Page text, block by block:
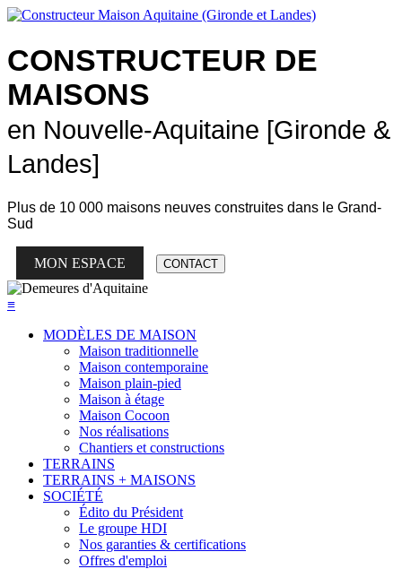
CONSTRUCTEUR DE
MAISONS
en Nouvelle-Aquitaine [Gironde &
Landes]
Plus de 10 000 maisons neuves construites dans le Grand-
Sud
MON ESPACE CONTACT
≡
MODÈLES DE MAISON
Maison traditionnelle
Maison contemporaine
Maison plain-pied
Maison à étage
Maison Cocoon
Nos réalisations
Chantiers et constructions
TERRAINS
TERRAINS + MAISONS
SOCIÉTÉ
Édito du Président
Le groupe HDI
Nos garanties & certifications
Offres d'emploi